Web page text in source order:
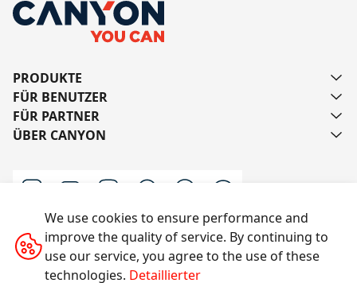
PRODUKTE
FÜR BENUTZER
FÜR PARTNER
ÜBER CANYON
Schreiben Sie uns
We use cookies to ensure performance and
improve the quality of service. By continuing to
use our service, you agree to the use of these
technologies. Detaillierter